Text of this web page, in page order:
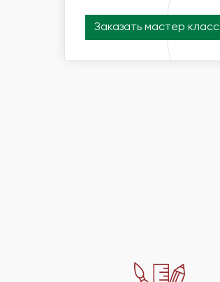
Заказать мастер класс
Заказать мастер класс